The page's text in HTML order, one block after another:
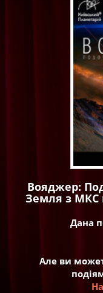
Вояджер:
Земля з МКС
Дана
Але ви